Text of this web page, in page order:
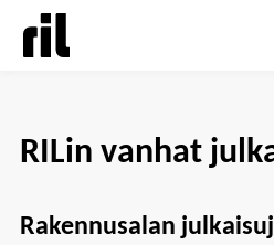
RILin vanhat
Rakennusalan